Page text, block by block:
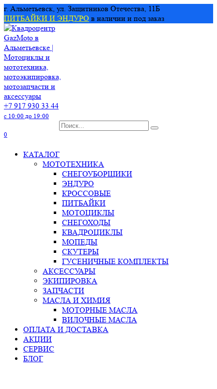
Перейти
к
содержанию
г. Альметьевск, ул. Защитников Отечества, 11Б
ПИТБАЙКИ И ЭНДУРО в наличии и под заказ
+7 917 930 33 44
с 10:00 до 19:00
Search
0
КАТАЛОГ
МОТОТЕХНИКА
СНЕГОУБОРЩИКИ
ЭНДУРО
КРОССОВЫЕ
ПИТБАЙКИ
МОТОЦИКЛЫ
СНЕГОХОДЫ
КВАДРОЦИКЛЫ
МОПЕДЫ
СКУТЕРЫ
ГУСЕНИЧНЫЕ КОМПЛЕКТЫ
АКСЕССУАРЫ
ЭКИПИРОВКА
ЗАПЧАСТИ
МАСЛА И ХИМИЯ
МОТОРНЫЕ МАСЛА
ВИЛОЧНЫЕ МАСЛА
ОПЛАТА И ДОСТАВКА
АКЦИИ
СЕРВИС
БЛОГ